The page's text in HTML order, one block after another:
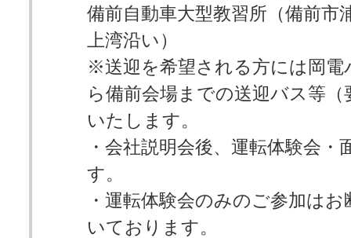
備前自動車大型教習所（備前市
上湾沿い）
※送迎を希望される方には岡電
ら備前会場までの送迎バス等
いたします。
・会社説明会後、運転体験会・
す。
・運転体験会のみのご参加は
いております。